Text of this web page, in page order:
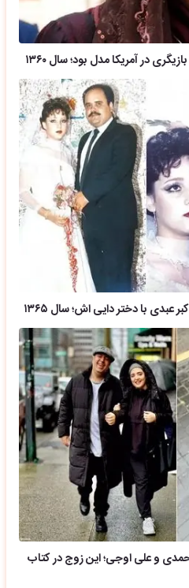
در آمریکا مدل بود؛ سال ۱۳۶۰
با دختر دایی اش؛ سال ۱۳۶۵
و علی اوجی؛ این زوج در کتاب